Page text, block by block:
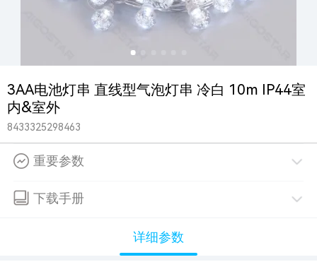
3AA电池灯串 直线型气泡灯串 冷白 10m IP44室
内&室外
8433325298463
重要参数
下载手册
详细参数